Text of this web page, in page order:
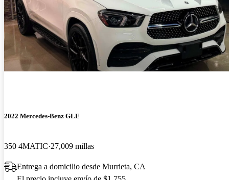
2022 Mercedes-Benz GLE
350 4MATIC 27,009 millas
Entrega a domicilio desde Murrieta, CA